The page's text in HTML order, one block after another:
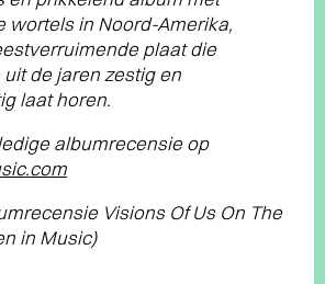
wortels in Noord-Amerika,
plaat die
uit de jaren zestig en
laat horen.
albumrecensie op
Visions Of Us On The
in Music)